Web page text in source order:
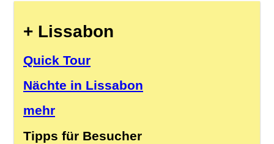
+ Lissabon
Quick Tour
Nächte in Lissabon
mehr
Tipps für Besucher